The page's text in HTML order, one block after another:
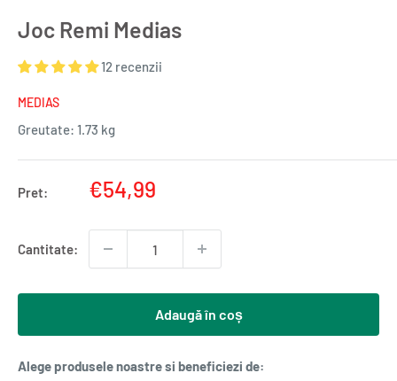
Joc Remi Medias
12 recenzii
MEDIAS
Greutate: 1.73 kg
Pret:
Pret
€54,99
Cantitate:
Adaugă în coș
Alege produsele noastre si beneficiezi de: